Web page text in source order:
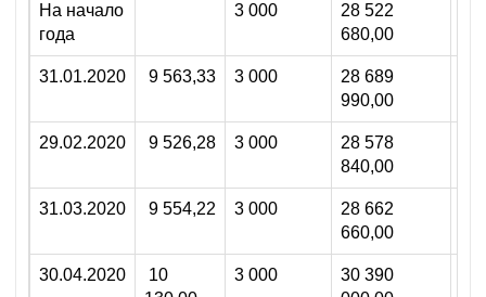
На начало
года
3 000
28 522
680,00
31.01.2020 9 563,33 3 000
28 689
990,00
29.02.2020 9 526,28 3 000
28 578
840,00
31.03.2020 9 554,22 3 000
28 662
660,00
30.04.2020
10
3 000
30 390